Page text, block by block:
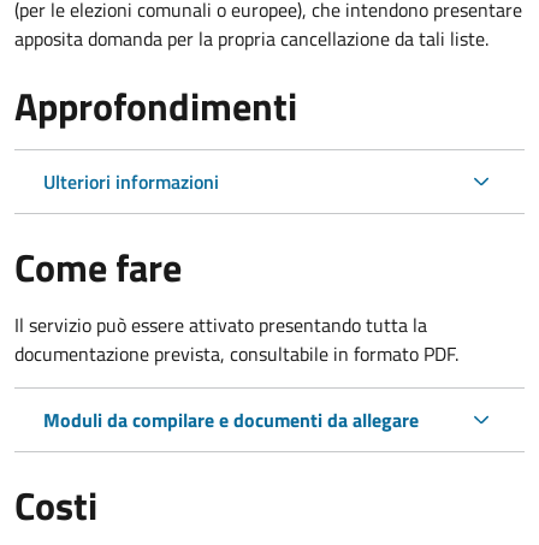
(per le elezioni comunali o europee), che intendono presentare
apposita domanda per la propria cancellazione da tali liste.
Approfondimenti
Ulteriori informazioni
Come fare
Il servizio può essere attivato presentando tutta la
documentazione prevista, consultabile in formato PDF.
Moduli da compilare e documenti da allegare
Costi